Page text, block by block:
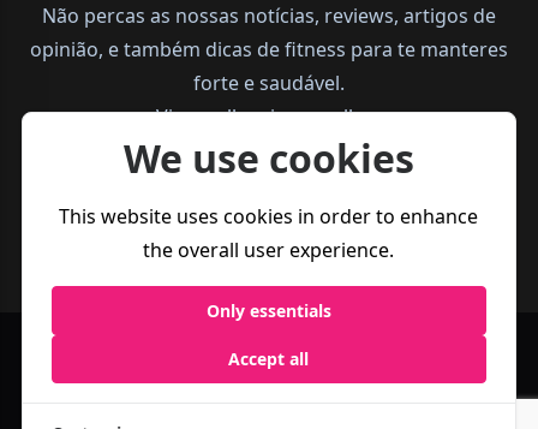
Não percas as nossas notícias, reviews, artigos de
opinião, e também dicas de fitness para te manteres
forte e saudável.
Vive melhor, joga melhor.
Business
Política de
We use cookies
This website uses cookies in order to enhance
the overall user experience.
Only essentials
Accept all